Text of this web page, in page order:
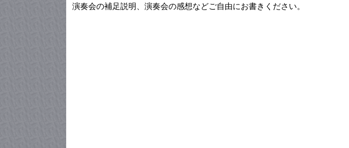
演奏会の補足説明、演奏会の感想などご自由にお書きください。